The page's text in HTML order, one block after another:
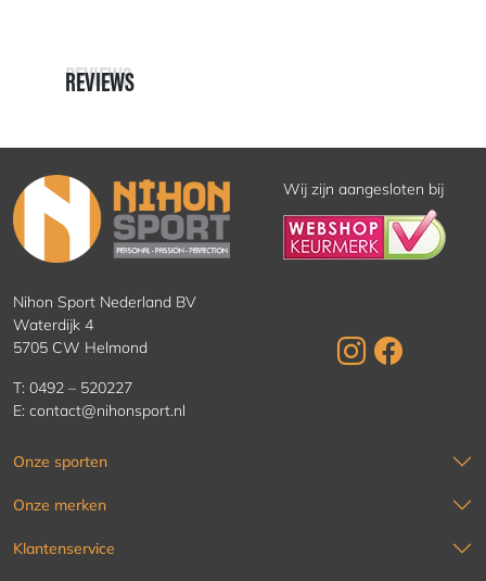
REVIEWS
REVIEWS
Wij zijn aangesloten bij
Nihon Sport Nederland BV
Waterdijk 4
5705 CW Helmond
T: 0492 – 520227
E: contact@nihonsport.nl
Onze sporten
Onze merken
Klantenservice